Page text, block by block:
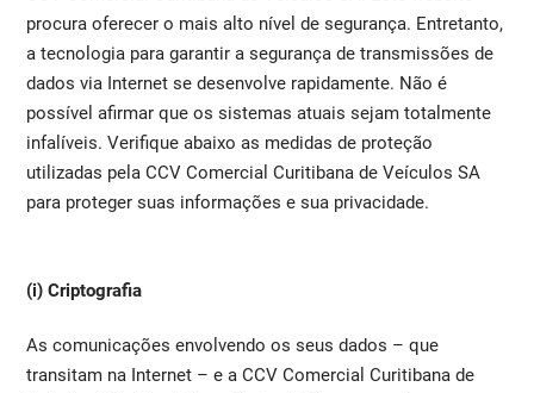
procura oferecer o mais alto nível de segurança. Entretanto,
a tecnologia para garantir a segurança de transmissões de
dados via Internet se desenvolve rapidamente. Não é
possível afirmar que os sistemas atuais sejam totalmente
infalíveis. Verifique abaixo as medidas de proteção
utilizadas pela CCV Comercial Curitibana de Veículos SA
para proteger suas informações e sua privacidade.
(i) Criptografia
As comunicações envolvendo os seus dados – que
transitam na Internet – e a CCV Comercial Curitibana de